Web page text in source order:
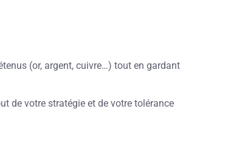
(or, argent, cuivre…) tout en gardant
de votre stratégie et de votre tolérance